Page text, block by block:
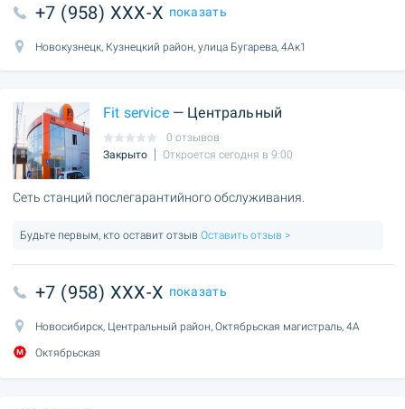
+7 (958) XXX-X показать
Новокузнецк, Кузнецкий район, улица Бугарева, 4Ак1
Fit service— Центральный
0 отзывов
Закрыто
Откроется сегодня в 9:00
Сеть станций послегарантийного обслуживания.
Будьте первым, кто оставит отзыв Оставить отзыв >
+7 (958) XXX-X показать
Новосибирск, Центральный район, Октябрьская магистраль, 4А
Октябрьская